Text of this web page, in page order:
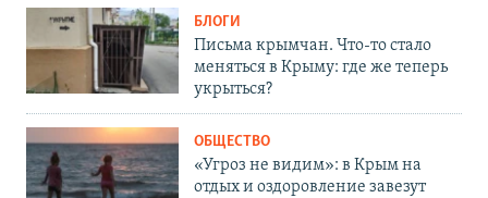
БЛОГИ
Письма крымчан. Что-то стало
меняться в Крыму: где же теперь
укрыться?
ОБЩЕСТВО
«Угроз не видим»: в Крым на
отдых и оздоровление завезут